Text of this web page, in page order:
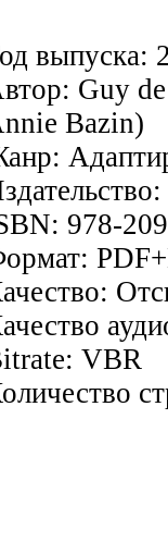
выпуска:
Guy
Bazin)
978-
VBR